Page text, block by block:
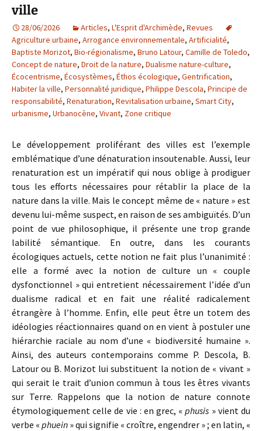
ville
28/06/2026 Articles, L'Esprit d'Archimède, Revues
Agriculture urbaine, Arrogance environnementale, Artificialité,
Baptiste Morizot, Bio-régionalisme, Bruno Latour, Camille de Toledo,
Concept de nature, Droit de la nature, Dualisme nature-culture,
Écocentrisme, Écosystèmes, Éthos écologique, Gentrification,
Habiter la ville, Personnalité juridique, Philippe Descola, Principe de
responsabilité, Renaturation, Revitalisation urbaine, Smart City,
urbanisme, Urbanocène, Vivant, Zone critique
Le développement proliférant des villes est l’exemple
emblématique d’une dénaturation insoutenable. Aussi, leur
renaturation est un impératif qui nous oblige à prodiguer
tous les efforts nécessaires pour rétablir la place de la
nature dans la ville. Mais le concept même de « nature » est
devenu lui-même suspect, en raison de ses ambiguïtés. D’un
point de vue philosophique, il présente une trop grande
labilité sémantique. En outre, dans les courants
écologiques actuels, cette notion ne fait plus l’unanimité :
elle a formé avec la notion de culture un « couple
dysfonctionnel » qui entretient nécessairement l’idée d’un
dualisme radical et en fait une réalité radicalement
étrangère à l’homme. Enfin, elle peut être un totem des
idéologies réactionnaires quand on en vient à postuler une
hiérarchie raciale au nom d’une « biodiversité humaine ».
Ainsi, des auteurs contemporains comme P. Descola, B.
Latour ou B. Morizot lui substituent la notion de « vivant »
qui serait le trait d’union commun à tous les êtres vivants
sur Terre. Rappelons que la notion de nature connote
étymologiquement celle de vie : en grec, «phusis » vient du
verbe « phuein » qui signifie « croître, engendrer » ; en latin, «